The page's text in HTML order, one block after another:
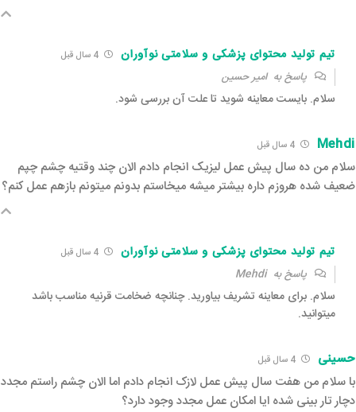
تیم تولید محتوای پزشکی و سلامتی نوآوران
پاسخ بهامیر حسین
سلام. بایست معاینه شوید تا علت آن بررسی شود.
Mehdi 4 سال قبل‌
سلام من ده سال پیش عمل لیزیک انجام دادم الان چند وقتیه چشم چپم
ضعیف شده هروزم داره بیشتر میشه میخاستم بدونم میتونم بازهم عمل کنم؟
تیم تولید محتوای پزشکی و سلامتی نوآوران
پاسخ بهMehdi
سلام. برای معاینه تشریف بیاورید. چنانچه ضخامت قرنیه مناسب باشد
میتوانید.
حسینی 4 سال قبل‌
با سلام من هفت سال پیش عمل لازک انجام دادم اما الان چشم راستم مجدد
دچار تار بینی شده ایا امکان عمل مجدد وجود دارد؟